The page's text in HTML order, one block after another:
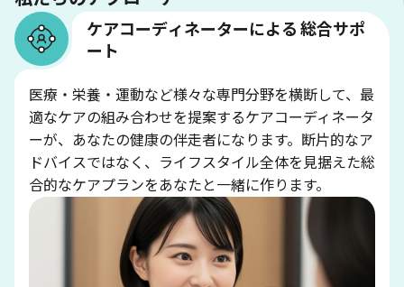
ケアコーディネーターによる 総合サポ
ート
医療・栄養・運動など様々な専門分野を横断して、最
適なケアの組み合わせを提案するケアコーディネータ
ーが、あなたの健康の伴走者になります。断片的なア
ドバイスではなく、ライフスタイル全体を見据えた総
合的なケアプランをあなたと一緒に作ります。